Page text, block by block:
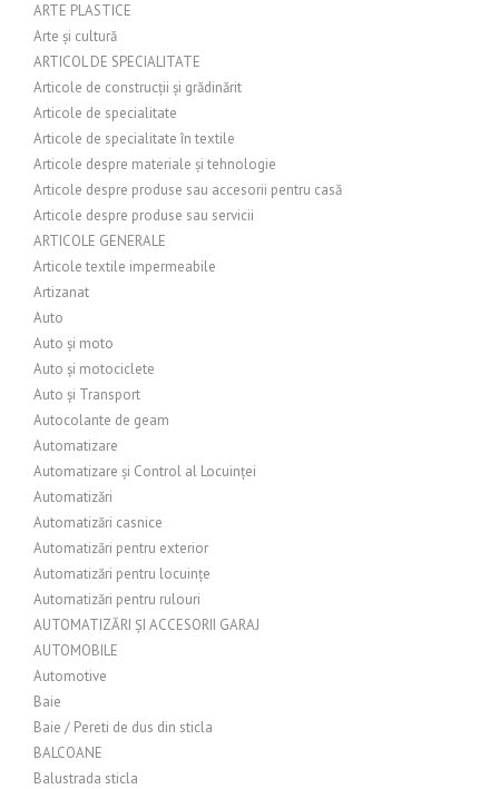
ARTE PLASTICE
Arte și cultură
ARTICOL DE SPECIALITATE
Articole de construcții și grădinărit
Articole de specialitate
Articole de specialitate în textile
Articole despre materiale și tehnologie
Articole despre produse sau accesorii pentru casă
Articole despre produse sau servicii
ARTICOLE GENERALE
Articole textile impermeabile
Artizanat
Auto
Auto și moto
Auto și motociclete
Auto și Transport
Autocolante de geam
Automatizare
Automatizare și Control al Locuinței
Automatizări
Automatizări casnice
Automatizări pentru exterior
Automatizări pentru locuințe
Automatizări pentru rulouri
AUTOMATIZĂRI ȘI ACCESORII GARAJ
AUTOMOBILE
Automotive
Baie
Baie / Pereti de dus din sticla
BALCOANE
Balustrada sticla